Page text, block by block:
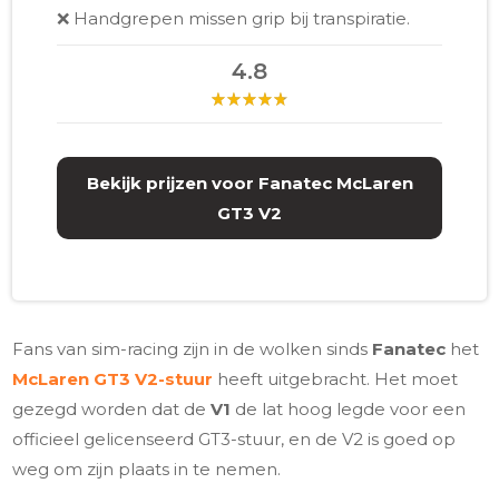
❌ Handgrepen missen grip bij transpiratie.
4.8
Bekijk prijzen voor Fanatec McLaren
GT3 V2
Fans van sim-racing zijn in de wolken sinds Fanatec het
McLaren GT3 V2-stuur heeft uitgebracht. Het moet
gezegd worden dat deV1 de lat hoog legde voor een
officieel gelicenseerd GT3-stuur, en de V2 is goed op
weg om zijn plaats in te nemen.